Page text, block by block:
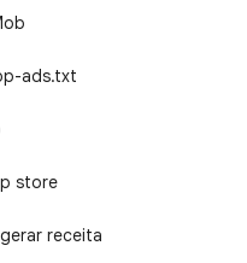
ads.txt
store
receita